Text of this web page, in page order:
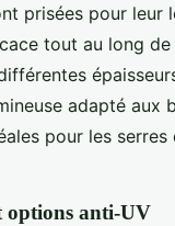
prisées pour leur
tout au long
adapté aux
pour les
options anti-UV